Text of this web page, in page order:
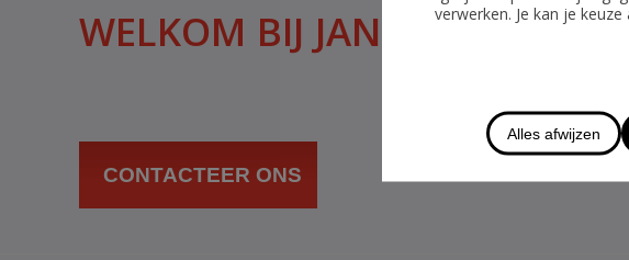
WELKOM BIJ JANSSEN
CONTACTEER ONS
verwerken. Je kan je
Alles afwijzen